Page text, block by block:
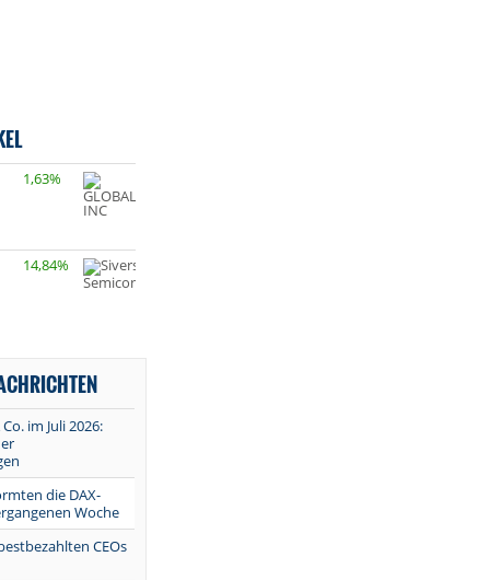
1,63%
14,84%
im Juli 2026:
die DAX-
Woche
CEOs